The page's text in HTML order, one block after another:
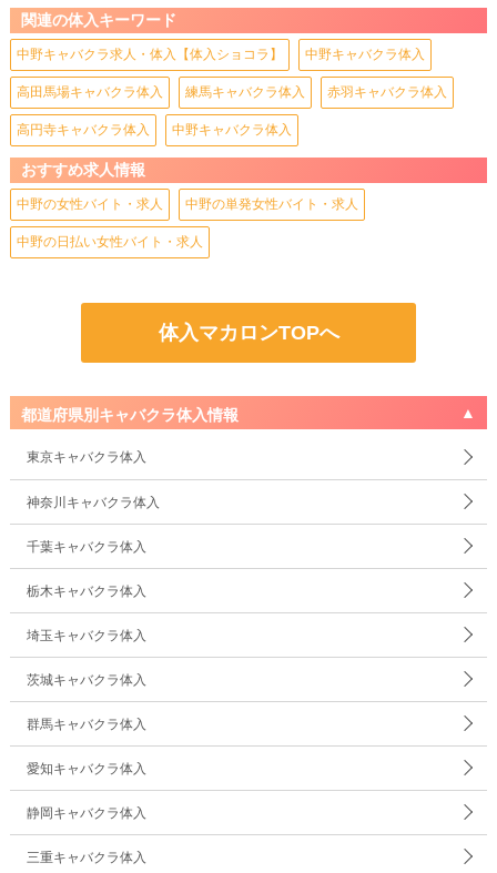
関連の体入キーワード
中野キャバクラ求人・体入【体入ショコラ】 中野キャバクラ体入
高田馬場キャバクラ体入 練馬キャバクラ体入 赤羽キャバクラ体入
高円寺キャバクラ体入 中野キャバクラ体入
おすすめ求人情報
中野の女性バイト・求人 中野の単発女性バイト・求人
中野の日払い女性バイト・求人
体入マカロンTOPへ
都道府県別キャバクラ体入情報
東京キャバクラ体入
神奈川キャバクラ体入
千葉キャバクラ体入
栃木キャバクラ体入
埼玉キャバクラ体入
茨城キャバクラ体入
群馬キャバクラ体入
愛知キャバクラ体入
静岡キャバクラ体入
三重キャバクラ体入